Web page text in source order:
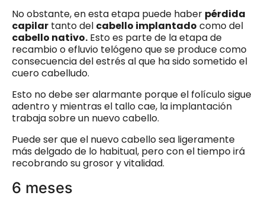
No obstante, en esta etapa puede haber pérdida
capilar tanto del cabello implantado como del
cabello nativo. Esto es parte de la etapa de
recambio o efluvio telógeno que se produce como
consecuencia del estrés al que ha sido sometido el
cuero cabelludo.
Esto no debe ser alarmante porque el folículo sigue
adentro y mientras el tallo cae, la implantación
trabaja sobre un nuevo cabello.
Puede ser que el nuevo cabello sea ligeramente
más delgado de lo habitual, pero con el tiempo irá
recobrando su grosor y vitalidad.
6 meses